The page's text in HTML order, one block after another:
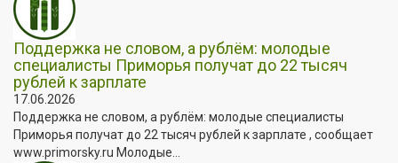
Поддержка не словом, а рублём: молодые
специалисты Приморья получат до 22 тысяч
рублей к зарплате
17.06.2026
Поддержка не словом, а рублём: молодые специалисты
Приморья получат до 22 тысяч рублей к зарплате , сообщает
www.primorsky.ru Молодые...